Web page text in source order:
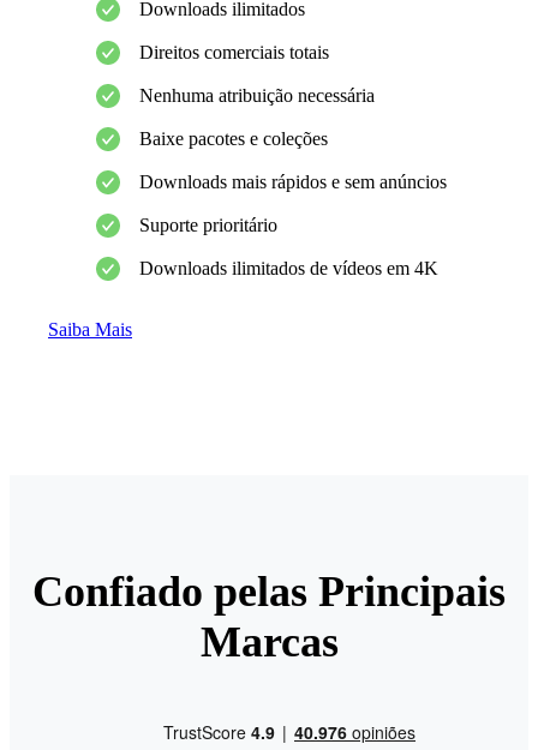
Downloads ilimitados
Direitos comerciais totais
Nenhuma atribuição necessária
Baixe pacotes e coleções
Downloads mais rápidos e sem anúncios
Suporte prioritário
Downloads ilimitados de vídeos em 4K
Saiba Mais
Confiado pelas Principais
Marcas